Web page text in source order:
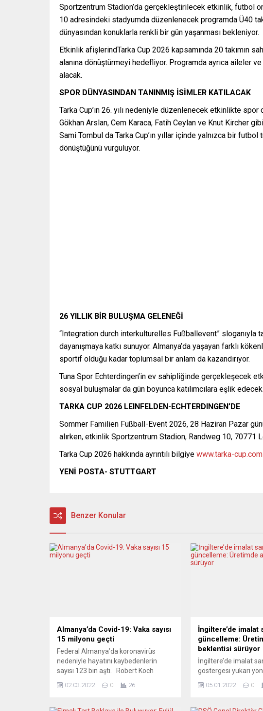
Sportzentrum Stadion’da gerçekleştirilecek etkinlik, futbol
10 adresindeki stadyumda düzenlenecek programda Ü40
dünyasından konuklarla renkli bir gün yaşanması bekleniyor.
Etkinlik afişlerindTarka Cup 2026 kapsamında 20 takımın
alanına dönüştürmeyi hedefliyor. Programda ayrıca aileler
alacak.
SPOR DÜNYASINDAN TANINMIŞ İSİMLER KATILACAK
Tarka Cup’ın 26. yılı nedeniyle düzenlenecek etkinlikte
Gökhan Arslan, Cem Karaca, Fatih Ceylan ve Knut Kircher
Sami Tombul da Tarka Cup’ın yıllar içinde yalnızca bir
dönüştüğünü vurguluyor.
26 YILLIK BİR BULUŞMA GELENEĞİ
“Integration durch interkulturelles Fußballevent” sloganıyla
dayanışmaya katkı sunuyor. Almanya’da yaşayan farklı
sportif olduğu kadar toplumsal bir anlam da kazandırıyor.
Tuna Spor Echterdingen’in ev sahipliğinde gerçekleşecek
sosyal buluşmalar da gün boyunca katılımcılara eşlik edecek.
TARKA CUP 2026 LEINFELDEN-ECHTERDINGEN’DE
Sommer Familien Fußball-Event 2026, 28 Haziran Pazar
alırken, etkinlik Sportzentrum Stadion, Randweg 10,
Tarka Cup 2026 hakkında ayrıntılı bilgiye www.tarka-cup.com
YENİ POSTA- STUTTGART
Benzer Konular
Almanya’da Covid-19: Vaka sayısı
15 milyonu geçti
Federal Almanya’da koronavirüs
nedeniyle hayatını kaybedenlerin
sayısı 123 bin aştı. Robert Koch
açıklamaya göre, Federal Almanya’da
24 saatte 186 bin 406 artarak 15
02.03.2022 0 26
İngiltere’de imalat
güncelleme:
beklentisi sürüyor
İngiltere’de imalat
göstergesi yukarı
açıklamada, ülkede
sanayi Satınalma
05.01.2022 0